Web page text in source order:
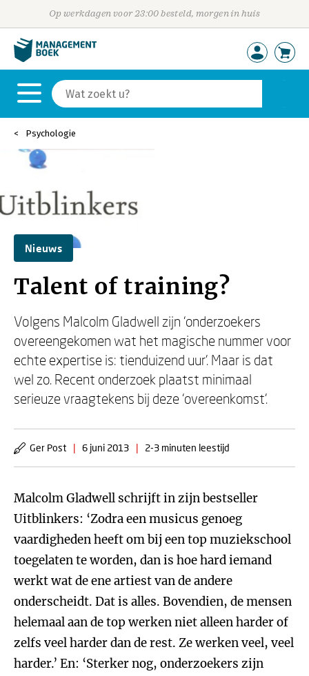
Op werkdagen voor 23:00 besteld, morgen in huis
Psychologie
Nieuws
Talent of training?
Volgens Malcolm Gladwell zijn ‘onderzoekers
overeengekomen wat het magische nummer voor
echte expertise is: tienduizend uur’. Maar is dat
wel zo. Recent onderzoek plaatst minimaal
serieuze vraagtekens bij deze ‘overeenkomst’.
Ger Post | 6 juni 2013 | 2-3 minuten leestijd
Malcolm Gladwell schrijft in zijn bestseller
Uitblinkers: ‘Zodra een musicus genoeg
vaardigheden heeft om bij een top muziekschool
toegelaten te worden, dan is hoe hard iemand
werkt wat de ene artiest van de andere
onderscheidt. Dat is alles. Bovendien, de mensen
helemaal aan de top werken niet alleen harder of
zelfs veel harder dan de rest. Ze werken veel, veel
harder.’ En: ‘Sterker nog, onderzoekers zijn